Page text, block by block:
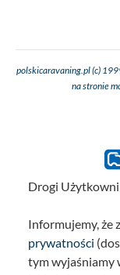
polskicaravaning.pl (c)
na stronie
Drogi
Informujemy, że
prywatności
tym wyjaśniamy